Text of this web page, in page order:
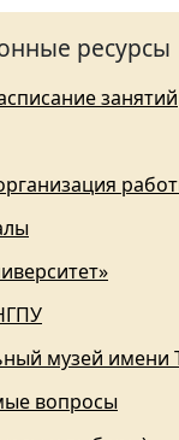
ресурсы
занятий
музей имени
вопросы